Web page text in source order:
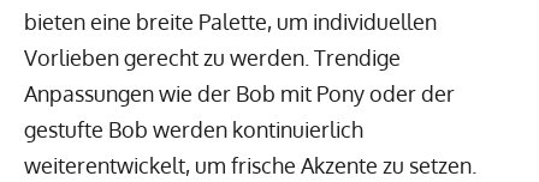
bieten eine breite Palette, um individuellen
Vorlieben gerecht zu werden. Trendige
Anpassungen wie der Bob mit Pony oder der
gestufte Bob werden kontinuierlich
weiterentwickelt, um frische Akzente zu setzen.